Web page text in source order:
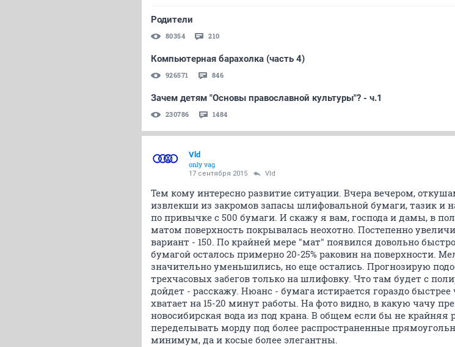
Родители
80354 210
Компьютерная барахолка (часть 4)
926571 846
Зачем детям "Основы православной культуры"? - ч.1
230786 1484
Vld
only vag
17 сентября 2015 Vld
Тем кому интересно развитие ситуации. Вчера вечером,
извлекши из закромов запасы шлифовальной бумаги, тазик и
по привычке с 500 бумаги. И скажу я вам, господа и дамы, в
матом поверхность покрывалась неохотно. Постепенно
вариант - 150. По крайней мере "мат" появился довольно
бумагой осталось примерно 20-25% раковин на поверхности.
значительно уменьшились, но еще остались. Прогнозирую
трехчасовых забегов только на шлифовку. Что там будет с
дойдет - расскажу. Нюанс - бумага истирается гораздо
хватает на 15-20 минут работы. На фото видно, в какую чачу
новосибирская вода из под крана. В общем если бы не крайняя
переделывать морду под более распространенные
минимум, да и косые более элегантны.